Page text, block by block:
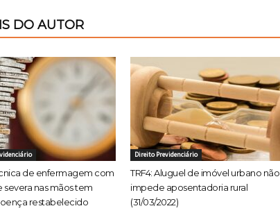
DO AUTOR
de enfermagem com
severa nas mãos tem
restabelecido
Direito Previdenciário
TRF4: Aluguel de imóvel urbano não
impede aposentadoria rural
(31/03/2022)